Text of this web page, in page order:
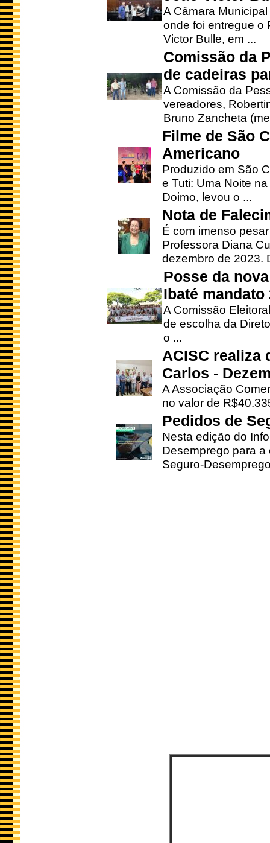
A Câmara
onde foi entregue o
Victor Bulle, em ...
Comissão da
de cadeiras
A Comissão da
vereadores,
Bruno Zancheta
Filme de São
Americano
Produzido em São
e Tuti: Uma Noite
Doimo, levou o ...
Nota de
É com imenso
Professora Diana
dezembro de 2023.
Posse da
Ibaté mandato
A Comissão
de escolha da
o ...
ACISC realiza
Carlos -
A Associação
no valor de
Pedidos de
Nesta edição do
Desemprego para
Seguro-